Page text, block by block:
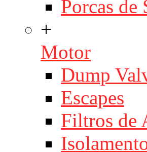
Porcas de
+
Motor
Dump
Escapes
Filtros de